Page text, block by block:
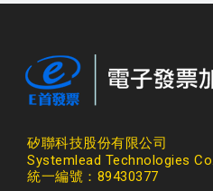
矽聯科技股份有限公司
Systemlead Technologies
統一編號：89430377